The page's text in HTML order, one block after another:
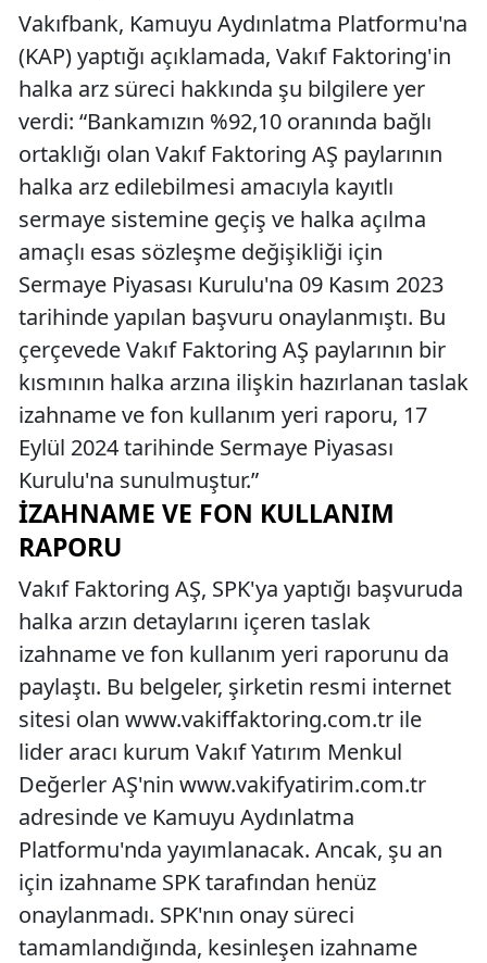
Vakıfbank, Kamuyu Aydınlatma Platformu'na
(KAP) yaptığı açıklamada, Vakıf Faktoring'in
halka arz süreci hakkında şu bilgilere yer
verdi: “Bankamızın %92,10 oranında bağlı
ortaklığı olan Vakıf Faktoring AŞ paylarının
halka arz edilebilmesi amacıyla kayıtlı
sermaye sistemine geçiş ve halka açılma
amaçlı esas sözleşme değişikliği için
Sermaye Piyasası Kurulu'na 09 Kasım 2023
tarihinde yapılan başvuru onaylanmıştı. Bu
çerçevede Vakıf Faktoring AŞ paylarının bir
kısmının halka arzına ilişkin hazırlanan taslak
izahname ve fon kullanım yeri raporu, 17
Eylül 2024 tarihinde Sermaye Piyasası
Kurulu'na sunulmuştur.”
İZAHNAME VE FON KULLANIM
RAPORU
Vakıf Faktoring AŞ, SPK'ya yaptığı başvuruda
halka arzın detaylarını içeren taslak
izahname ve fon kullanım yeri raporunu da
paylaştı. Bu belgeler, şirketin resmi internet
sitesi olan www.vakiffaktoring.com.tr ile
lider aracı kurum Vakıf Yatırım Menkul
Değerler AŞ'nin www.vakifyatirim.com.tr
adresinde ve Kamuyu Aydınlatma
Platformu'nda yayımlanacak. Ancak, şu an
için izahname SPK tarafından henüz
onaylanmadı. SPK'nın onay süreci
tamamlandığında, kesinleşen izahname